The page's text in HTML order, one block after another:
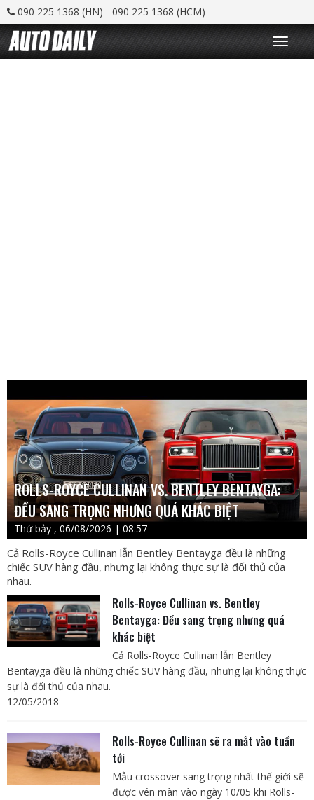
090 225 1368 (HN) - 090 225 1368 (HCM)
T
o
g
ROLLS-ROYCE CULLINAN VS. BENTLEY BENTAYGA:
ĐỀU SANG TRỌNG NHƯNG QUÁ KHÁC BIỆT
Thứ bảy , 06/08/2026 | 08:57
Cả Rolls-Royce Cullinan lẫn Bentley Bentayga đều là những
chiếc SUV hàng đầu, nhưng lại không thực sự là đối thủ của
nhau.
Rolls-Royce Cullinan vs. Bentley
Bentayga: Đều sang trọng nhưng quá
khác biệt
Cả Rolls-Royce Cullinan lẫn Bentley
Bentayga đều là những chiếc SUV hàng đầu, nhưng lại không thực
sự là đối thủ của nhau.
12/05/2018
Rolls-Royce Cullinan sẽ ra mắt vào tuần
tới
Mẫu crossover sang trọng nhất thế giới sẽ
được vén màn vào ngày 10/05 khi Rolls-